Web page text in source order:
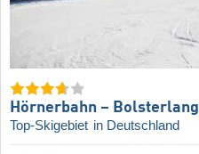
Hörnerbahn – Bolsterlang
Top-Skigebiet in Deutschland